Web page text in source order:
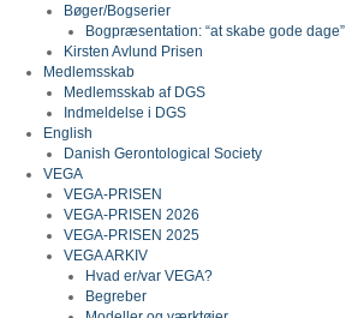
Bøger/Bogserier
Bogpræsentation: “at skabe gode dage”
Kirsten Avlund Prisen
Medlemsskab
Medlemsskab af DGS
Indmeldelse i DGS
English
Danish Gerontological Society
VEGA
VEGA-PRISEN
VEGA-PRISEN 2026
VEGA-PRISEN 2025
VEGA ARKIV
Hvad er/var VEGA?
Begreber